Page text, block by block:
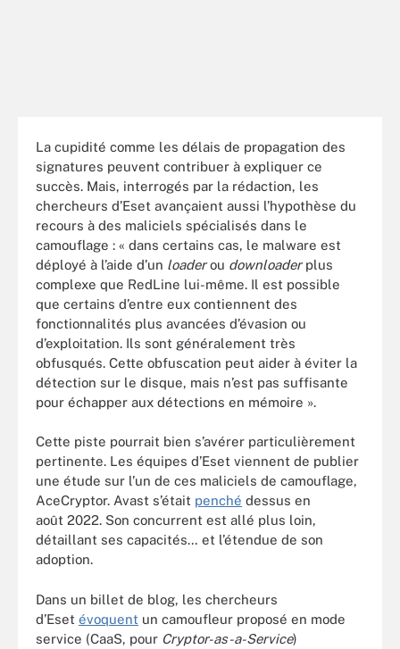
La cupidité comme les délais de propagation des
signatures peuvent contribuer à expliquer ce
succès. Mais, interrogés par la rédaction, les
chercheurs d’Eset avançaient aussi l’hypothèse du
recours à des maliciels spécialisés dans le
camouflage : « dans certains cas, le malware est
déployé à l’aide d’un loaderou downloader plus
complexe que RedLine lui-même. Il est possible
que certains d’entre eux contiennent des
fonctionnalités plus avancées d’évasion ou
d’exploitation. Ils sont généralement très
obfusqués. Cette obfuscation peut aider à éviter la
détection sur le disque, mais n’est pas suffisante
pour échapper aux détections en mémoire ».
Cette piste pourrait bien s’avérer particulièrement
pertinente. Les équipes d’Eset viennent de publier
une étude sur l’un de ces maliciels de camouflage,
AceCryptor. Avast s’était penché dessus en
août 2022. Son concurrent est allé plus loin,
détaillant ses capacités… et l’étendue de son
adoption.
Dans un billet de blog, les chercheurs
d’Eset évoquent un camoufleur proposé en mode
service (CaaS, pour Cryptor-as-a-Service)